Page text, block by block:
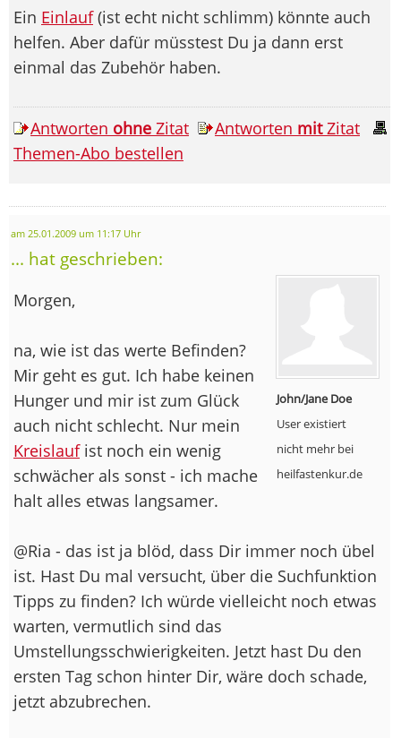
Ein Einlauf(ist echt nicht schlimm) könnte auch
helfen. Aber dafür müsstest Du ja dann erst
einmal das Zubehör haben.
Antworten ohne Zitat Antworten mitZitat
Themen-Abo bestellen
am 25.01.2009 um 11:17 Uhr
... hat geschrieben:
John/Jane Doe
User existiert
nicht mehr bei
heilfastenkur.de
Morgen,
na, wie ist das werte Befinden?
Mir geht es gut. Ich habe keinen
Hunger und mir ist zum Glück
auch nicht schlecht. Nur mein
Kreislaufist noch ein wenig
schwächer als sonst - ich mache
halt alles etwas langsamer.
@Ria - das ist ja blöd, dass Dir immer noch übel
ist. Hast Du mal versucht, über die Suchfunktion
Tipps zu finden? Ich würde vielleicht noch etwas
warten, vermutlich sind das
Umstellungsschwierigkeiten. Jetzt hast Du den
ersten Tag schon hinter Dir, wäre doch schade,
jetzt abzubrechen.